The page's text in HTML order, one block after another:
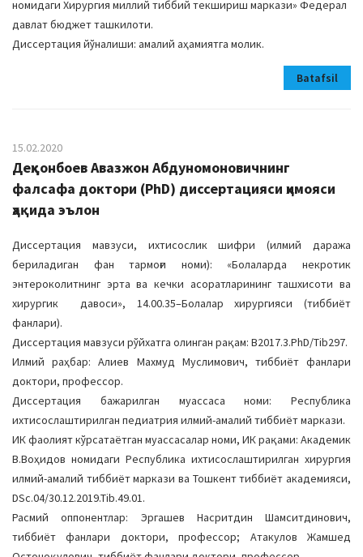
номидаги Хирургия миллий тиббий текшириш маркази» Федерал
давлат бюджет ташкилоти.
Диссертация йўналиши: амалий аҳамиятга молик.
Batafsil
15.02.2020
Деҳқонбоев Авазжон Абдуномоновичнинг
фалсафа доктори (PhD) диссертацияси ҳимояси
ҳақида эълон
Диссертация мавзуси, ихтисослик шифри (илмий даража
бериладиган фан тармоғи номи): «Болаларда некротик
энтероколитнинг эрта ва кечки асоратларининг ташхисоти ва
хирургик давоси», 14.00.35–Болалар хирургияси (тиббиёт
фанлари).
Диссертация мавзуси рўйхатга олинган рақам: B2017.3.PhD/Tib297.
Илмий раҳбар: Алиев Махмуд Муслимович, тиббиёт фанлари
доктори, профессор.
Диссертация бажарилган муассаса номи: Республика
ихтисослаштирилган педиатрия илмий-амалий тиббиёт маркази.
ИК фаолият кўрсатаётган муассасалар номи, ИК рақами: Академик
В.Воҳидов номидаги Республика ихтисослаштирилган хирургия
илмий-амалий тиббиёт маркази ва Тошкент тиббиёт академияси,
DSc.04/30.12.2019.Tib.49.01.
Расмий оппонентлар: Эргашев Насритдин Шамситдинович,
тиббиёт фанлари доктори, профессор; Атакулов Жамшед